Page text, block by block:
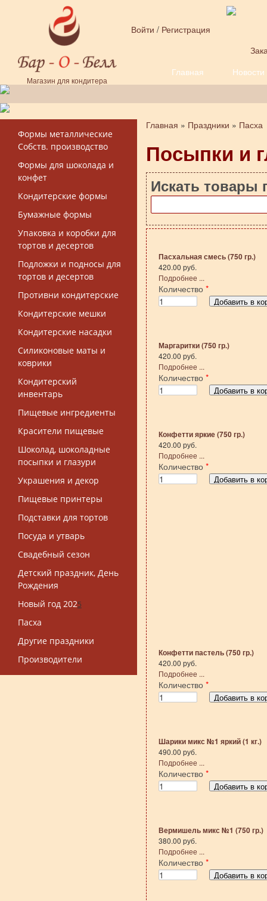
Перейти к основному содержанию
Магазин для кондитера
Войти / Регистрация
Главная
Новости
Форма поиска
Формы металлические
Собств. производство
Формы для шоколада и
конфет
Кондитерские формы
Бумажные формы
Упаковка и коробки для
тортов и десертов
Подложки и подносы для
тортов и десертов
Противни кондитерские
Кондитерские мешки
Кондитерские насадки
Силиконовые маты и
коврики
Кондитерский
инвентарь
Пищевые ингредиенты
Красители пищевые
Шоколад, шоколадные
посыпки и глазури
Украшения и декор
Пищевые принтеры
Подставки для тортов
Посуда и утварь
Свадебный сезон
Детский праздник, День
Рождения
Новый год 2025
Пасха
Другие праздники
Производители
Вы здесь
Главная » Праздники » Пасха
Посыпки и
Искать товары
Пасхальная смесь (750 гр.)
420.00 руб.
Подробнее ...
Количество *
Маргаритки (750 гр.)
420.00 руб.
Подробнее ...
Количество *
Конфетти яркие (750 гр.)
420.00 руб.
Подробнее ...
Количество *
Конфетти пастель (750 гр.)
420.00 руб.
Подробнее ...
Количество *
Шарики микс №1 яркий (1 кг.)
490.00 руб.
Подробнее ...
Количество *
Вермишель микс №1 (750 гр.)
380.00 руб.
Подробнее ...
Количество *